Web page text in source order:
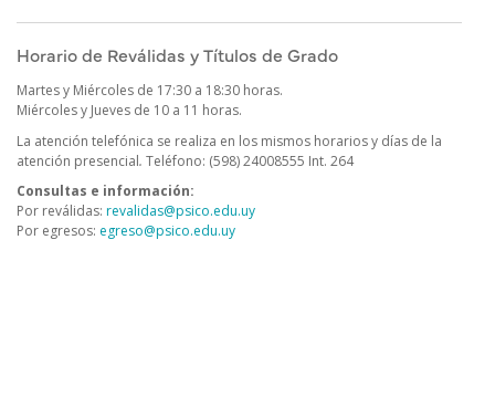
Horario de Reválidas y Títulos de Grado
Martes y Miércoles de 17:30 a 18:30 horas.
Miércoles y Jueves de 10 a 11 horas.
La atención telefónica se realiza en los mismos horarios y días de la
atención presencial. Teléfono: (598) 24008555 Int. 264
Consultas e información:
Por reválidas: revalidas@psico.edu.uy
Por egresos: egreso@psico.edu.uy